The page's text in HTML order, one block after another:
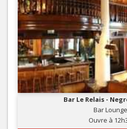
Bar Le Relais -
Bar Lounge
Ouvre à